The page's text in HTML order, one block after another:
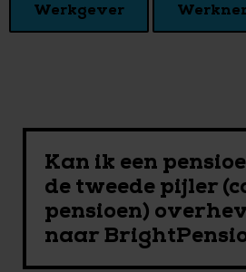
Werkgever
Kan ik een
de tweede pijler
pensioen)
naar